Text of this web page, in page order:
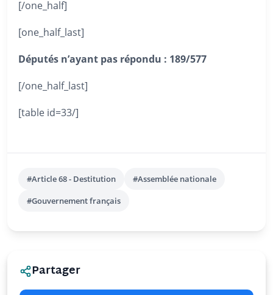
[/one_half]
[one_half_last]
Députés n’ayant pas répondu : 189/577
[/one_half_last]
[table id=33/]
#Article 68 - Destitution
#Assemblée nationale
#Gouvernement français
Partager